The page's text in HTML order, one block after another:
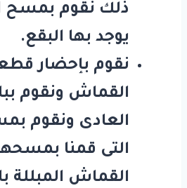
ذلك نقوم بمسح
يوجد بها البقع.
نقوم بإحضار
القماش ونقوم
العادى ونقوم
التى قمنا
القماش المبللة